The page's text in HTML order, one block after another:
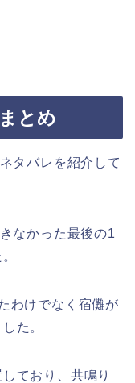
とめ
タバレを紹介して
なかった最後の1
わけでなく宿儺が
た。
ており、共鳴り